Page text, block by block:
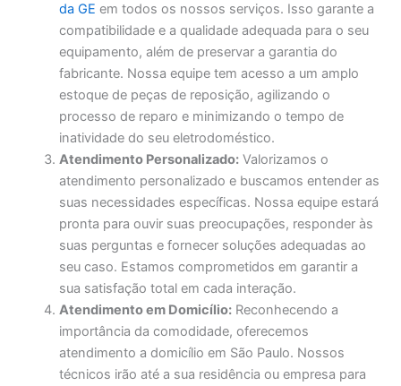
da GE em todos os nossos serviços. Isso garante a
compatibilidade e a qualidade adequada para o seu
equipamento, além de preservar a garantia do
fabricante. Nossa equipe tem acesso a um amplo
estoque de peças de reposição, agilizando o
processo de reparo e minimizando o tempo de
inatividade do seu eletrodoméstico.
Atendimento Personalizado: Valorizamos o
atendimento personalizado e buscamos entender as
suas necessidades específicas. Nossa equipe estará
pronta para ouvir suas preocupações, responder às
suas perguntas e fornecer soluções adequadas ao
seu caso. Estamos comprometidos em garantir a
sua satisfação total em cada interação.
Atendimento em Domicílio: Reconhecendo a
importância da comodidade, oferecemos
atendimento a domicílio em São Paulo. Nossos
técnicos irão até a sua residência ou empresa para